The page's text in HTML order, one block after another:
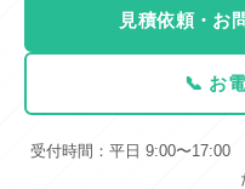
見積依頼・お
📞 お
受付時間：平日 9:00〜17:00